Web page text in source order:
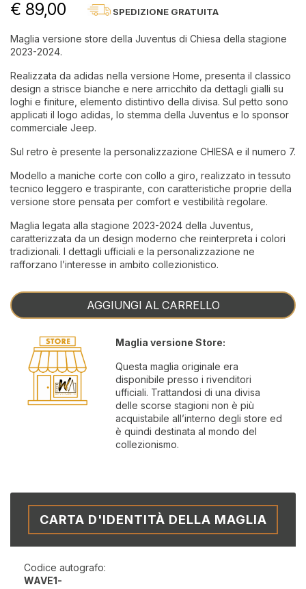
€ 89,00 SPEDIZIONE GRATUITA
Maglia versione store della Juventus di Chiesa della stagione
2023-2024.
Realizzata da adidas nella versione Home, presenta il classico
design a strisce bianche e nere arricchito da dettagli gialli su
loghi e finiture, elemento distintivo della divisa. Sul petto sono
applicati il logo adidas, lo stemma della Juventus e lo sponsor
commerciale Jeep.
Sul retro è presente la personalizzazione CHIESA e il numero 7.
Modello a maniche corte con collo a giro, realizzato in tessuto
tecnico leggero e traspirante, con caratteristiche proprie della
versione store pensata per comfort e vestibilità regolare.
Maglia legata alla stagione 2023-2024 della Juventus,
caratterizzata da un design moderno che reinterpreta i colori
tradizionali. I dettagli ufficiali e la personalizzazione ne
rafforzano l’interesse in ambito collezionistico.
AGGIUNGI AL CARRELLO
Maglia versione Store:
Questa maglia originale era
disponibile presso i rivenditori
ufficiali. Trattandosi di una divisa
delle scorse stagioni non è più
acquistabile all’interno degli store ed
è quindi destinata al mondo del
collezionismo.
CARTA D'IDENTITÀ DELLA MAGLIA
Codice autografo:
WAVE1-